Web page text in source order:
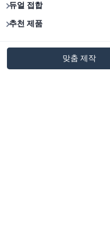
듀얼 접합
추천 제품
맞춤 제작